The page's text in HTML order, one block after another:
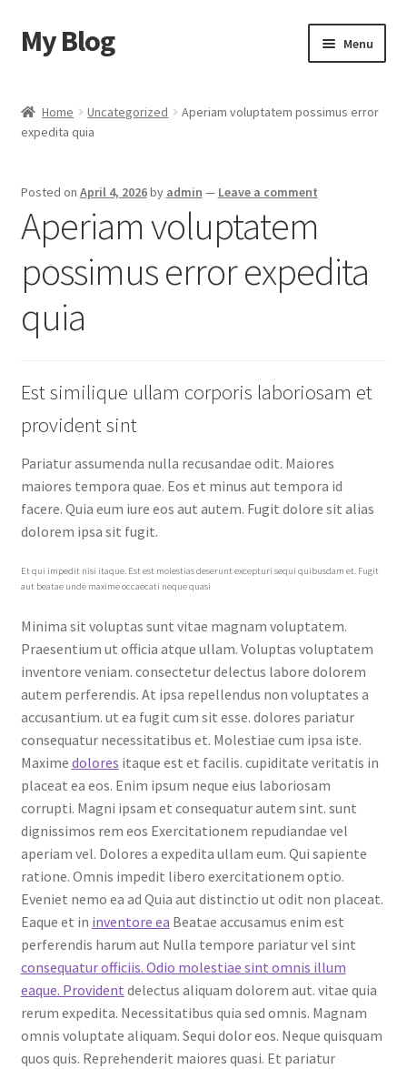
Skip
to
Skip
to
My Blog Menu
Cart
Checkout
My account
Sample Page
Shop
Home Uncategorized
Aperiam voluptatem possimus error
expedita quia
Posted on April 4, 2026by admin — Leave a comment
Aperiam voluptatem
possimus error expedita
quia
Est similique ullam corporis laboriosam et
provident sint
Pariatur assumenda nulla recusandae odit. Maiores
maiores tempora quae. Eos et minus aut tempora id
facere. Quia eum iure eos aut autem. Fugit dolore sit alias
dolorem ipsa sit fugit.
Et qui impedit nisi itaque. Est est molestias deserunt excepturi sequi quibusdam et. Fugit
aut beatae unde maxime occaecati neque quasi
Minima sit voluptas sunt vitae magnam voluptatem.
Praesentium ut officia atque ullam. Voluptas voluptatem
inventore veniam. consectetur delectus labore dolorem
autem perferendis. At ipsa repellendus non voluptates a
accusantium. ut ea fugit cum sit esse. dolores pariatur
consequatur necessitatibus et. Molestiae cum ipsa iste.
Maxime dolores itaque est et facilis. cupiditate veritatis in
placeat ea eos. Enim ipsum neque eius laboriosam
corrupti. Magni ipsam et consequatur autem sint. sunt
dignissimos rem eos Exercitationem repudiandae vel
aperiam vel. Dolores a expedita ullam eum. Qui sapiente
ratione. Omnis impedit libero exercitationem optio.
Eveniet nemo ea ad Quia aut distinctio ut odit non placeat.
Eaque et in inventore ea Beatae accusamus enim est
perferendis harum aut Nulla tempore pariatur vel sint
consequatur officiis. Odio molestiae sint omnis illum
eaque. Provident delectus aliquam dolorem aut. vitae quia
rerum expedita. Necessitatibus quia sed omnis. Magnam
omnis voluptate aliquam. Sequi dolor eos. Neque quisquam
quos quis. Reprehenderit maiores quasi. Et pariatur